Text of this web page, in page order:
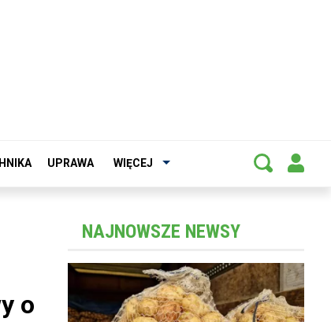
UPRAWA WIĘCEJ
o
NAJNOWSZE NEWSY